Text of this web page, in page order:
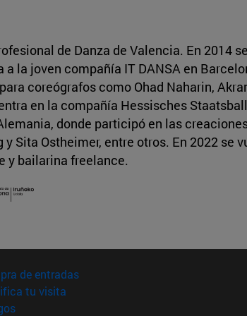
de Danza de Valencia. En 2014
a la joven compañía IT DANSA en
coreógrafos como Ohad Naharin,
en la compañía Hessisches
donde participó en las
Sita Ostheimer, entre otros. En 2022 se
y bailarina freelance.
de entradas(abre en nueva ventana)
tu visita
(abre en nueva ventana)